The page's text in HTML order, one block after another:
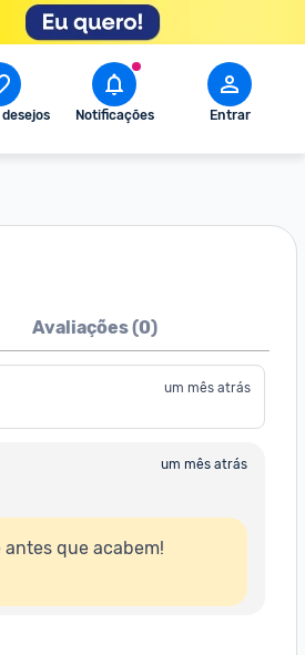
Notificações Entrar
Avaliações (0)
um mês atrás
um mês atrás
antes que acabem!